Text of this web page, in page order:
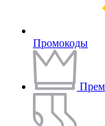
Промокоды